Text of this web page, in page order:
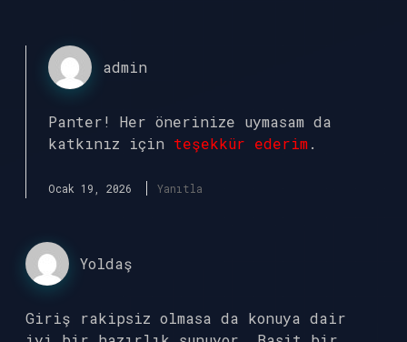
admin
Panter! Her önerinize uymasam da
katkınız için teşekkür ederim.
Ocak 19, 2026 Yanıtla
Yoldaş
Giriş rakipsiz olmasa da konuya dair